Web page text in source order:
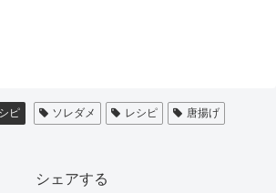
ピ ソレダメ レシピ
唐揚げ
シェアする